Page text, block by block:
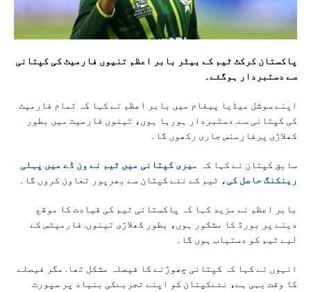
پاکستان کرکٹ ٹیم کے بیٹر بابر اعظم تنیوں فارمیٹ کی کپتانی
سے دستبردار ہوگئے۔
اپنے سوشل میڈیا پیغام میں بابر اعظم نے کہا کہ تمام فارمیٹ
کی کپتانی سے. دستبردار ہورہا ہوں، تینوں فارمیٹ میں بطور
کھلاڑی پرفارمنس جاری رکھوں گا۔
سابق کپتان نے کہا کہ میری کپتانی میں ٹیم نے ون ڈے میں پہلی
رینکنگ حاصل کی، ٹیم کے نئے کپتان سے بھرپور تعاون کروں گا۔
بابر اعظم نے مزید کہا کہ پاکستانی ٹیم کی قیادت کا موقع
دینے پر بورڈ کا مشکور ہوں، بطور کھلاڑی تینوں. فارمیٹس کے
لیے ٹیم کو دستیاب ہوں گا۔
انہوں نے کہا کہ کپتانی چھوڑنے کا فیصلہ مشکل تھا. مگر فیصلے
کا وقت یہی ہے، نئےکپتان کو اپنے تجربےکی بنیاد پر سپورٹ